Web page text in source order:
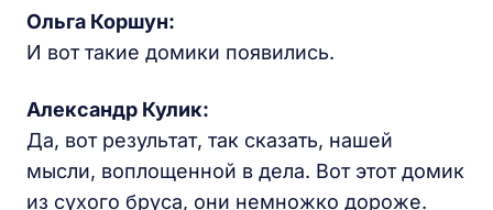
Ольга Коршун:
И вот такие домики появились.
Александр Кулик:
Да, вот результат, так сказать, нашей
мысли, воплощенной в дела. Вот этот домик
из сухого бруса, они немножко дороже.